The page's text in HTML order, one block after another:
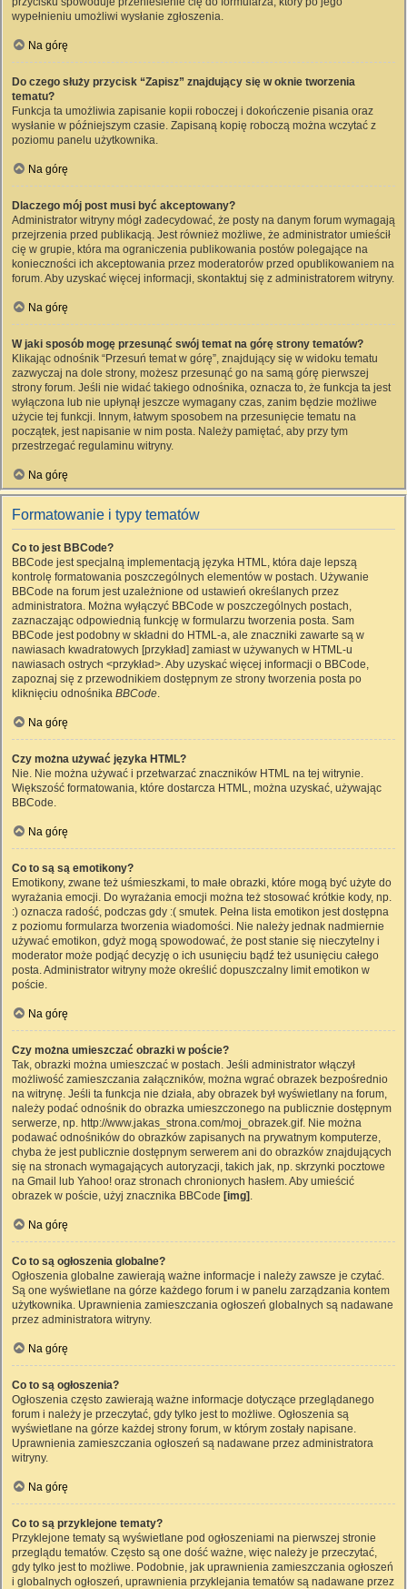
wypełnieniu umożliwi wysłanie zgłoszenia.
Na górę
Do czego służy przycisk “Zapisz” znajdujący się w oknie tworzenia
tematu?
Funkcja ta umożliwia zapisanie kopii roboczej i dokończenie pisania oraz
wysłanie w późniejszym czasie. Zapisaną kopię roboczą można wczytać z
poziomu panelu użytkownika.
Na górę
Dlaczego mój post musi być akceptowany?
Administrator witryny mógł zadecydować, że posty na danym forum wymagają
przejrzenia przed publikacją. Jest również możliwe, że administrator umieścił
cię w grupie, która ma ograniczenia publikowania postów polegające na
konieczności ich akceptowania przez moderatorów przed opublikowaniem na
forum. Aby uzyskać więcej informacji, skontaktuj się z administratorem witryny.
Na górę
W jaki sposób mogę przesunąć swój temat na górę strony tematów?
Klikając odnośnik “Przesuń temat w górę”, znajdujący się w widoku tematu
zazwyczaj na dole strony, możesz przesunąć go na samą górę pierwszej
strony forum. Jeśli nie widać takiego odnośnika, oznacza to, że funkcja ta jest
wyłączona lub nie upłynął jeszcze wymagany czas, zanim będzie możliwe
użycie tej funkcji. Innym, łatwym sposobem na przesunięcie tematu na
początek, jest napisanie w nim posta. Należy pamiętać, aby przy tym
przestrzegać regulaminu witryny.
Na górę
Formatowanie i typy tematów
Co to jest BBCode?
BBCode jest specjalną implementacją języka HTML, która daje lepszą
kontrolę formatowania poszczególnych elementów w postach. Używanie
BBCode na forum jest uzależnione od ustawień określanych przez
administratora. Można wyłączyć BBCode w poszczególnych postach,
zaznaczając odpowiednią funkcję w formularzu tworzenia posta. Sam
BBCode jest podobny w składni do HTML-a, ale znaczniki zawarte są w
nawiasach kwadratowych [przykład] zamiast w używanych w HTML-u
nawiasach ostrych <przykład>. Aby uzyskać więcej informacji o BBCode,
zapoznaj się z przewodnikiem dostępnym ze strony tworzenia posta po
kliknięciu odnośnika BBCode.
Na górę
Czy można używać języka HTML?
Nie. Nie można używać i przetwarzać znaczników HTML na tej witrynie.
Większość formatowania, które dostarcza HTML, można uzyskać, używając
BBCode.
Na górę
Co to są są emotikony?
Emotikony, zwane też uśmieszkami, to małe obrazki, które mogą być użyte do
wyrażania emocji. Do wyrażania emocji można też stosować krótkie kody, np.
:) oznacza radość, podczas gdy :( smutek. Pełna lista emotikon jest dostępna
z poziomu formularza tworzenia wiadomości. Nie należy jednak nadmiernie
używać emotikon, gdyż mogą spowodować, że post stanie się nieczytelny i
moderator może podjąć decyzję o ich usunięciu bądź też usunięciu całego
posta. Administrator witryny może określić dopuszczalny limit emotikon w
poście.
Na górę
Czy można umieszczać obrazki w poście?
Tak, obrazki można umieszczać w postach. Jeśli administrator włączył
możliwość zamieszczania załączników, można wgrać obrazek bezpośrednio
na witrynę. Jeśli ta funkcja nie działa, aby obrazek był wyświetlany na forum,
należy podać odnośnik do obrazka umieszczonego na publicznie dostępnym
serwerze, np. http://www.jakas_strona.com/moj_obrazek.gif. Nie można
podawać odnośników do obrazków zapisanych na prywatnym komputerze,
chyba że jest publicznie dostępnym serwerem ani do obrazków znajdujących
się na stronach wymagających autoryzacji, takich jak, np. skrzynki pocztowe
na Gmail lub Yahoo! oraz stronach chronionych hasłem. Aby umieścić
obrazek w poście, użyj znacznika BBCode [img] .
Na górę
Co to są ogłoszenia globalne?
Ogłoszenia globalne zawierają ważne informacje i należy zawsze je czytać.
Są one wyświetlane na górze każdego forum i w panelu zarządzania kontem
użytkownika. Uprawnienia zamieszczania ogłoszeń globalnych są nadawane
przez administratora witryny.
Na górę
Co to są ogłoszenia?
Ogłoszenia często zawierają ważne informacje dotyczące przeglądanego
forum i należy je przeczytać, gdy tylko jest to możliwe. Ogłoszenia są
wyświetlane na górze każdej strony forum, w którym zostały napisane.
Uprawnienia zamieszczania ogłoszeń są nadawane przez administratora
witryny.
Na górę
Co to są przyklejone tematy?
Przyklejone tematy są wyświetlane pod ogłoszeniami na pierwszej stronie
przeglądu tematów. Często są one dość ważne, więc należy je przeczytać,
gdy tylko jest to możliwe. Podobnie, jak uprawnienia zamieszczania ogłoszeń
i globalnych ogłoszeń, uprawnienia przyklejania tematów są nadawane przez